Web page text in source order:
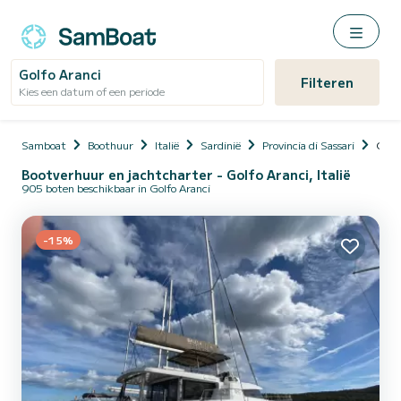
Golfo Aranci
Kies een datum of een periode Filteren
Samboat Boothuur Italië Sardinië Provincia di Sassari
Bootverhuur en jachtcharter - Golfo Aranci, Italië
905 boten beschikbaar in Golfo Aranci
-15%